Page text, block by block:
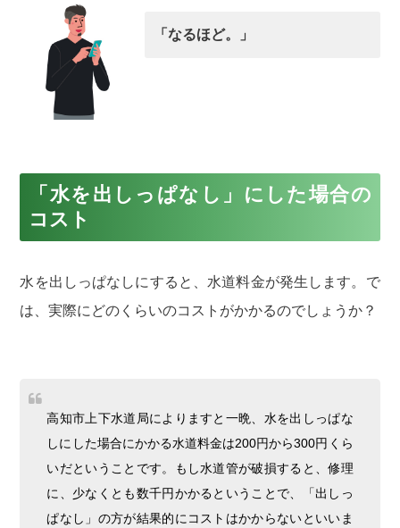
「なるほど。」
「水を出しっぱなし」にした場合の
コスト
水を出しっぱなしにすると、水道料金が発生します。で
は、実際にどのくらいのコストがかかるのでしょうか？
高知市上下水道局によりますと一晩、水を出しっぱな
しにした場合にかかる水道料金は200円から300円くら
いだということです。もし水道管が破損すると、修理
に、少なくとも数千円かかるということで、「出しっ
ぱなし」の方が結果的にコストはかからないといいま